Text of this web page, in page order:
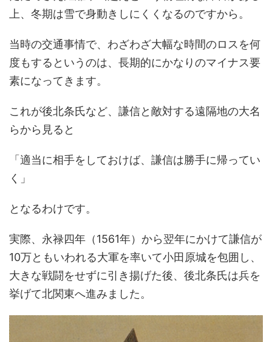
上、冬期は雪で身動きしにくくなるのですから。
当時の交通事情で、わざわざ大幅な時間のロスを何
度もするというのは、長期的にかなりのマイナス要
素になってきます。
これが後北条氏など、謙信と敵対する遠隔地の大名
らから見ると
「適当に相手をしておけば、謙信は勝手に帰ってい
く」
となるわけです。
実際、永禄四年（1561年）から翌年にかけて謙信が
10万ともいわれる大軍を率いて小田原城を包囲し、
大きな戦闘をせずに引き揚げた後、後北条氏は兵を
挙げて北関東へ進みました。